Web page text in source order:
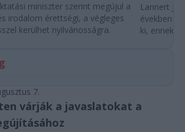
miniszter szerint megújul a
irodalom érettségi, a végleges
kerülhet nyilvánosságra.
Lannert
években
ki, ennek
7.
várják a javaslatokat a